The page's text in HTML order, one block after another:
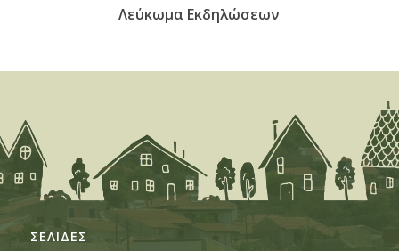
Λεύκωμα Εκδηλώσεων
ΣΕΛΙΔΕΣ